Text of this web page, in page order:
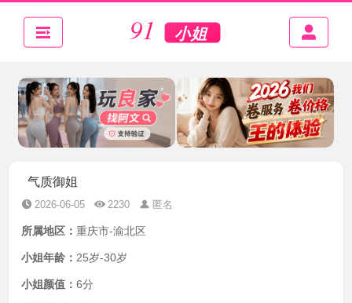
气质御姐
2026-06-05 2230 匿名
所属地区： 重庆市-渝北区
小姐年龄： 25岁-30岁
小姐颜值： 6分